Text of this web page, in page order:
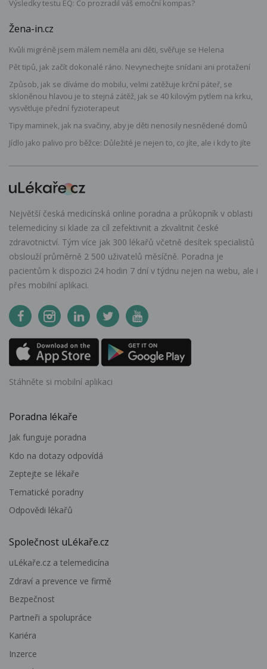
Výsledky testu EQ: Co prozradil váš emoční kompas?
Žena-in.cz
Kvůli migréně jsem málem neměla ani děti, svěřuje se Helena
Pět tipů, jak začít dokonalé ráno. Nevynechejte snídani ani protažení
Způsob, jak se díváme do mobilu, velmi zatěžuje krční páteř, se
skloněnou hlavou je to stejná zátěž, jak se 40 kilovým pytlem na krku,
vysvětluje přední fyzioterapeut
Tipy maminek, jak na svačiny, aby je děti nenosily nesnědené domů
Jídlo jako palivo pro běžce: Důležité je nejen to, co jíte, ale i kdy to jíte
Největší česká medicínská online poradna a průkopník v oblasti
telemedicíny si klade za cíl zefektivnit a zkvalitnit české
zdravotnictví. Tým více jak 300 lékařů včetně desítek specialistů
obslouží průměrně 2 500 uživatelů měsíčně. Poradna je
pacientům k dispozici 24 hodin 7 dní v týdnu nejen na webu, ale i
přes mobilní aplikaci.
Stáhněte si mobilní aplikaci
Poradna lékaře
Jak funguje poradna
Kdo na dotazy odpovídá
Zeptejte se lékaře
Tematické poradny
Odpovědi lékařů
Společnost uLékaře.cz
uLékaře.cz a telemedicína
Zdraví a prevence ve firmě
Bezpečnost
Partneři a spolupráce
Kariéra
Inzerce